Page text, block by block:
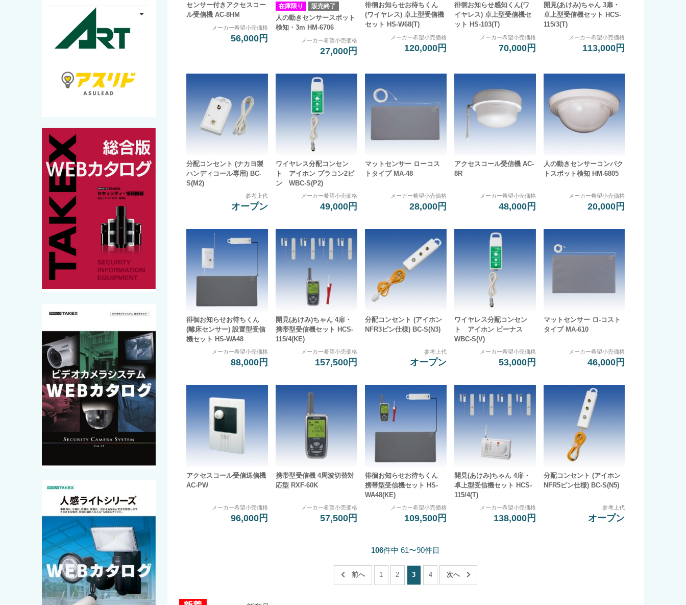
センサー付きアクセスコー
ル受信機 AC-8HM
メーカー希望小売価格
56,000円
在庫限り 販売終了
人の動きセンサースポット
検知・3m HM-6706
メーカー希望小売価格
27,000円
徘徊お知らせお待ちくん
(ワイヤレス) 卓上型受信機
セット HS-W68(T)
メーカー希望小売価格
120,000円
徘徊お知らせ感知くん(ワ
イヤレス) 卓上型受信機セ
ット HS-103(T)
メーカー希望小売価格
70,000円
開見(あけみ)ちゃん 3扉・
卓上型受信機セット HCS-
115/3(T)
メーカー希望小売価格
113,000円
分配コンセント (ナカヨ製
ハンディコール専用) BC-
S(M2)
参考上代
オープン
ワイヤレス分配コンセン
ト アイホン プラコン2ピ
ン WBC-S(P2)
メーカー希望小売価格
49,000円
マットセンサー ローコス
トタイプ MA-48
メーカー希望小売価格
28,000円
アクセスコール受信機 AC-
8R
メーカー希望小売価格
48,000円
人の動きセンサーコンパク
トスポット検知 HM-6805
メーカー希望小売価格
20,000円
徘徊お知らせお待ちくん
(離床センサー) 設置型受信
機セット HS-WA48
メーカー希望小売価格
88,000円
開見(あけみ)ちゃん 4扉・
携帯型受信機セット HCS-
115/4(KE)
メーカー希望小売価格
157,500円
分配コンセント (アイホン
NFR3ピン仕様) BC-S(N3)
参考上代
オープン
ワイヤレス分配コンセン
ト アイホン ビーナス
WBC-S(V)
メーカー希望小売価格
53,000円
マットセンサー ロ-コスト
タイプ MA-610
メーカー希望小売価格
46,000円
アクセスコール受信送信機
AC-PW
メーカー希望小売価格
96,000円
携帯型受信機 4周波切替対
応型 RXF-60K
メーカー希望小売価格
57,500円
徘徊お知らせお待ちくん
携帯型受信機セット HS-
WA48(KE)
メーカー希望小売価格
109,500円
開見(あけみ)ちゃん 4扉・
卓上型受信機セット HCS-
115/4(T)
メーカー希望小売価格
138,000円
分配コンセント (アイホン
NFR5ピン仕様) BC-S(N5)
参考上代
オープン
106件中 61〜90件目
1 2 3 4